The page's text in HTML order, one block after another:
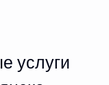
услуги